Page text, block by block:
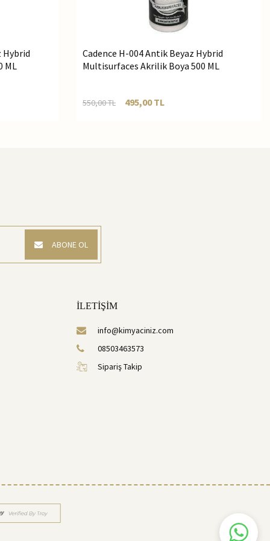
Hybrid
ML
Cadence H-004 Antik Beyaz Hybrid
Multisurfaces Akrilik Boya 500 ML
550,00TL 495,00TL
ABONE OL
İLETİŞİM
info@kimyaciniz.com
08503463573
Sipariş Takip